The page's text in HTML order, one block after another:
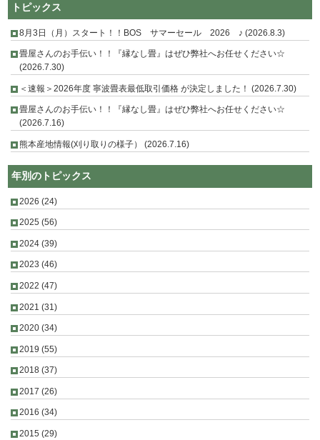
トピックス
8月3日（月）スタート！！BOS サマーセール 2026 ♪ (2026.8.3)
畳屋さんのお手伝い！！『縁なし畳』はぜひ弊社へお任せください☆
(2026.7.30)
＜速報＞2026年度 寧波畳表最低取引価格 が決定しました！ (2026.7.30)
畳屋さんのお手伝い！！『縁なし畳』はぜひ弊社へお任せください☆
(2026.7.16)
熊本産地情報(刈り取りの様子） (2026.7.16)
年別のトピックス
2026 (24)
2025 (56)
2024 (39)
2023 (46)
2022 (47)
2021 (31)
2020 (34)
2019 (55)
2018 (37)
2017 (26)
2016 (34)
2015 (29)